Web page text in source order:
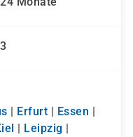
3
| Erfurt | Essen |
| Leipzig |